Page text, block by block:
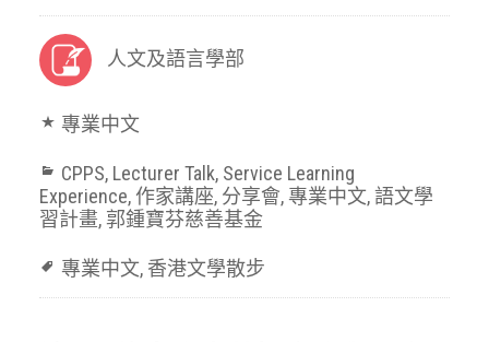
人文及語言學部
專業中文
CPPS, Lecturer Talk, Service Learning
Experience, 作家講座, 分享會,專業中文,語文學
習計畫,郭鍾寶芬慈善基金
專業中文, 香港文學散步